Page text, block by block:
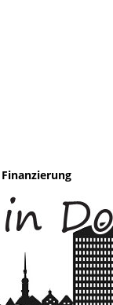
Finanzierung